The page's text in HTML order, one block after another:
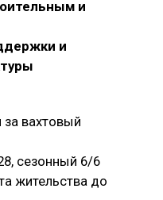
и
и
за вахтовый
сезонный 6/6
жительства до